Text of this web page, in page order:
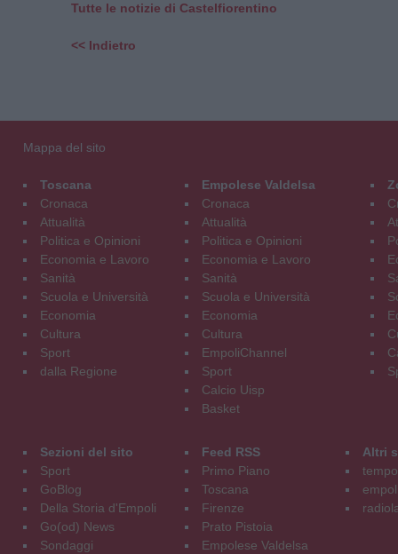
Tutte le notizie di Castelfiorentino
<< Indietro
Mappa del sito
Toscana
Cronaca
Attualità
Politica e Opinioni
Economia e Lavoro
Sanità
Scuola e Università
Economia
Cultura
Sport
dalla Regione
Empolese Valdelsa
Cronaca
Attualità
Politica e Opinioni
Economia e Lavoro
Sanità
Scuola e Università
Economia
Cultura
EmpoliChannel
Sport
Calcio Uisp
Basket
Sezioni del sito
Sport
GoBlog
Della Storia d'Empoli
Go(od) News
Sondaggi
Feed RSS
Primo Piano
Toscana
Firenze
Prato Pistoia
Empolese Valdelsa
Altri